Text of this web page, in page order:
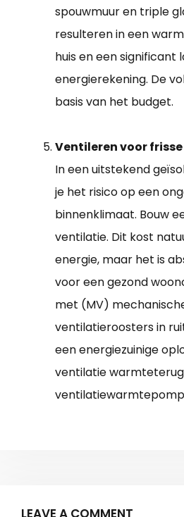
spouwmuur en triple
resulteren in een
huis en een significant
energierekening. De
basis van het budget.
Ventileren voor
In een uitstekend
je het risico op een
binnenklimaat. Bouw
ventilatie. Dit kost
energie, maar het is
voor een gezond
met (MV)
ventilatieroosters in
een energiezuinige
ventilatie
LEAVE A COMMENT